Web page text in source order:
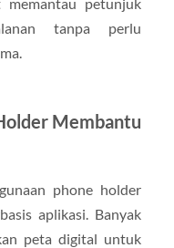
tanpa perlu
Membantu
phone holder
aplikasi. Banyak
peta digital untuk